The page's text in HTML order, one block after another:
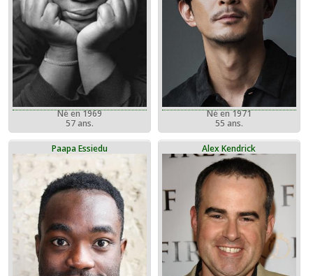
Né en 1969
57 ans.
Né en 1971
55 ans.
Paapa Essiedu Alex Kendrick